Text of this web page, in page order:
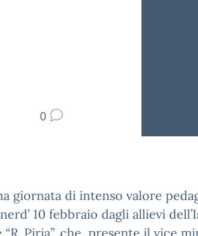
0
giornata di intenso valore
10 febbraio dagli allievi